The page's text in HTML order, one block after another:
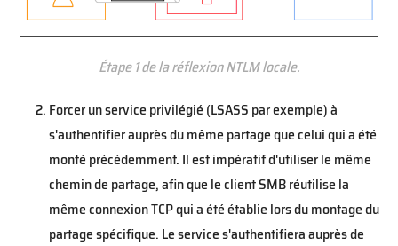
Étape 1 de la réflexion NTLM locale.
Forcer un service privilégié (LSASS par exemple) à
s'authentifier auprès du même partage que celui qui a été
monté précédemment. Il est impératif d'utiliser le même
chemin de partage, afin que le client SMB réutilise la
même connexion TCP qui a été établie lors du montage du
partage spécifique. Le service s'authentifiera auprès de